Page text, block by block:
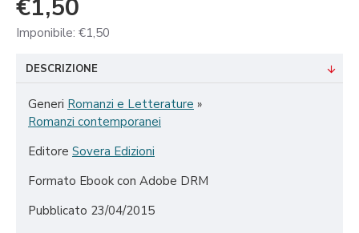
€1,50
Imponibile: €1,50
DESCRIZIONE
Generi Romanzi e Letterature »
Romanzi contemporanei
Editore Sovera Edizioni
Formato Ebook con Adobe DRM
Pubblicato 23/04/2015